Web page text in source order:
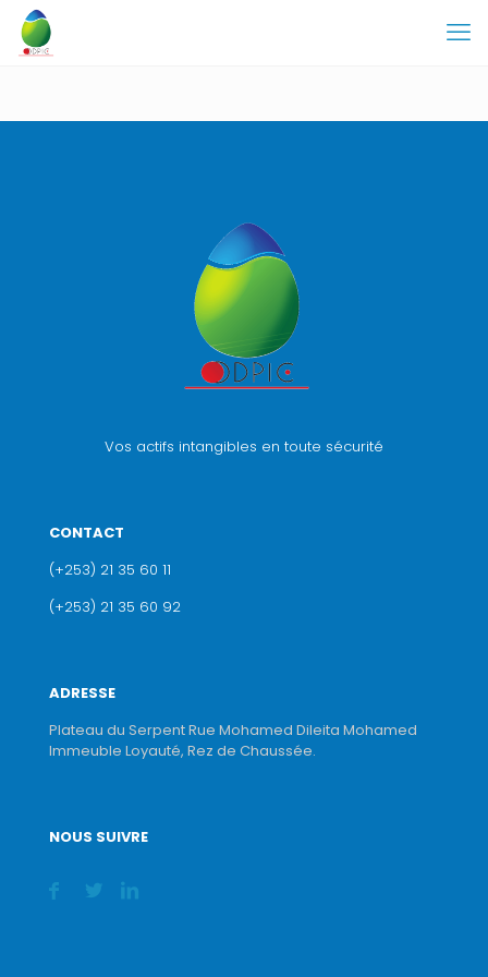
Vos actifs intangibles en toute sécurité
CONTACT
(+253) 21 35 60 11
(+253) 21 35 60 92
ADRESSE
Plateau du Serpent Rue Mohamed Dileita Mohamed
Immeuble Loyauté, Rez de Chaussée.
NOUS SUIVRE